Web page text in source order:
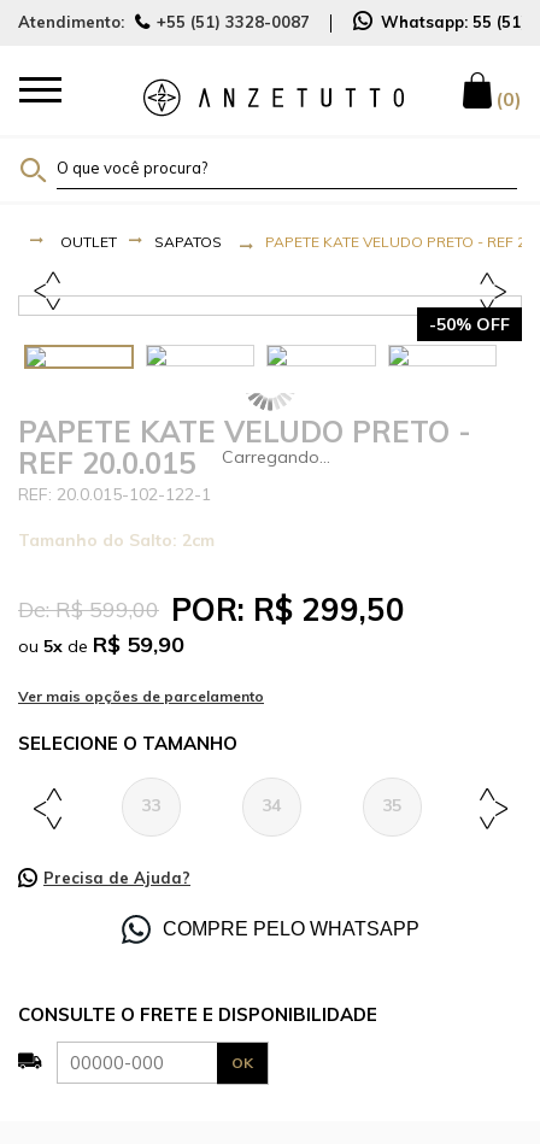
Atendimento: +55 (51) 3328-0087 Whatsapp: 55 (51)
0
OUTLET SAPATOS PAPETE KATE VELUDO PRETO - REF
-50% OFF
PAPETE KATE VELUDO PRETO -
REF 20.0.015
20.0.015-102-122-1
Tamanho do Salto: 2cm
De:R$ 599,00 POR: R$ 299,50
ou 5x de R$ 59,90
TAMANHO
33 34 35 36
Precisa de Ajuda?
COMPRE PELO WHATSAPP
CONSULTE O FRETE E DISPONIBILIDADE